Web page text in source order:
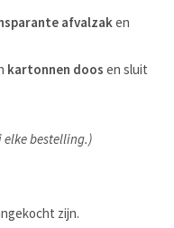
afvalzak en
kartonnen doos en sluit
elke bestelling.)
zijn.